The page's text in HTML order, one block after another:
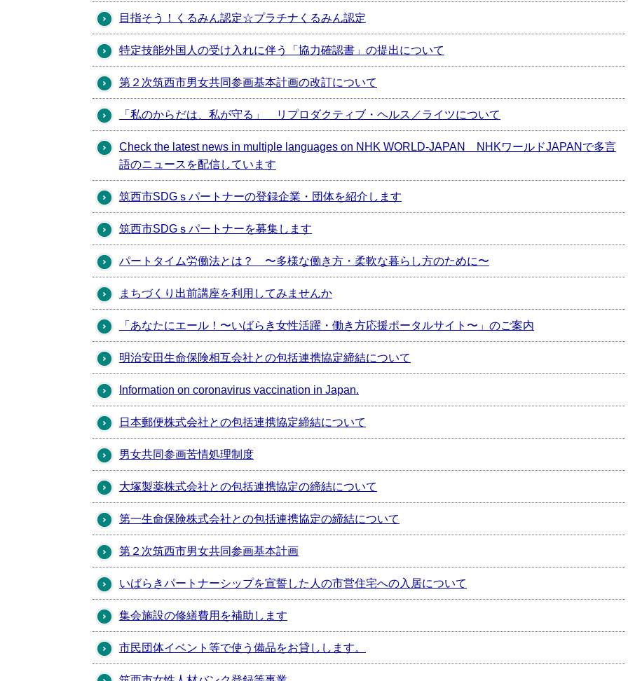
目指そう！くるみん認定☆プラチナくるみん認定
特定技能外国人の受け入れに伴う「協力確認書」の提出について
第２次筑西市男女共同参画基本計画の改訂について
「私のからだは、私が守る」 リプロダクティブ・ヘルス／ライツについて
Check the latest news in multiple languages on NHK WORLD-JAPAN NHKワールドJAPANで多言
語のニュースを配信しています
筑西市SDGｓパートナーの登録企業・団体を紹介します
筑西市SDGｓパートナーを募集します
パートタイム労働法とは？ 〜多様な働き方・柔軟な暮らし方のために〜
まちづくり出前講座を利用してみませんか
「あなたにエール！〜いばらき女性活躍・働き方応援ポータルサイト〜」のご案内
明治安田生命保険相互会社との包括連携協定締結について
Information on coronavirus vaccination in Japan.
日本郵便株式会社との包括連携協定締結について
男女共同参画苦情処理制度
大塚製薬株式会社との包括連携協定の締結について
第一生命保険株式会社との包括連携協定の締結について
第２次筑西市男女共同参画基本計画
いばらきパートナーシップを宣誓した人の市営住宅への入居について
集会施設の修繕費用を補助します
市民団体イベント等で使う備品をお貸しします。